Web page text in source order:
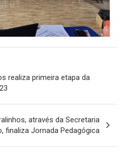
realiza primeira etapa da
através da Secretaria
finaliza Jornada Pedagógica